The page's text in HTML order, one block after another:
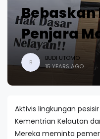
Penjara
B
BUDI UTOMO
15 YEARS AGO
Aktivis lingkungan
Kementrian Kelautan
Mereka meminta